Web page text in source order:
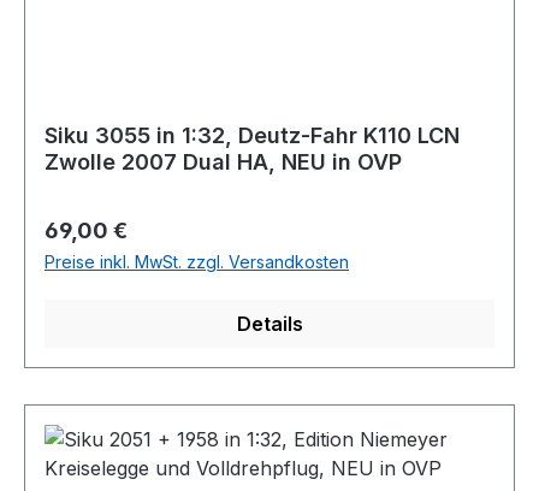
Siku 3055 in 1:32, Deutz-Fahr K110 LCN
Zwolle 2007 Dual HA, NEU in OVP
Regulärer Preis:
69,00 €
Preise inkl. MwSt. zzgl. Versandkosten
Details